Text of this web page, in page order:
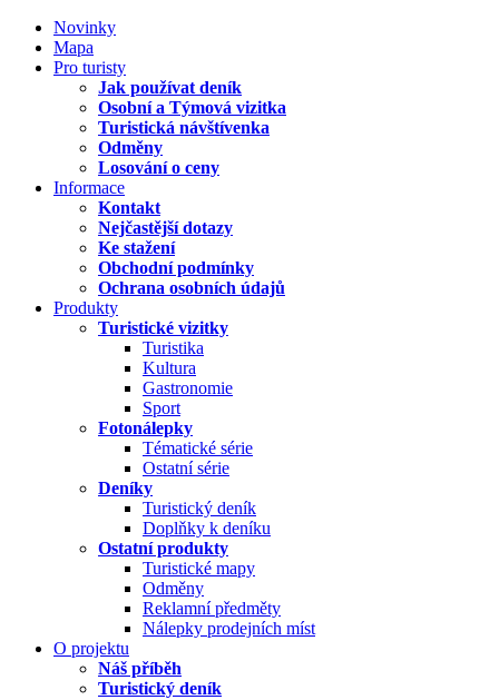
Novinky
Mapa
Pro turisty
Jak používat deník
Osobní a Týmová vizitka
Turistická návštívenka
Odměny
Losování o ceny
Informace
Kontakt
Nejčastější dotazy
Ke stažení
Obchodní podmínky
Ochrana osobních údajů
Produkty
Turistické vizitky
Turistika
Kultura
Gastronomie
Sport
Fotonálepky
Tématické série
Ostatní série
Deníky
Turistický deník
Doplňky k deníku
Ostatní produkty
Turistické mapy
Odměny
Reklamní předměty
Nálepky prodejních míst
O projektu
Náš příběh
Turistický deník